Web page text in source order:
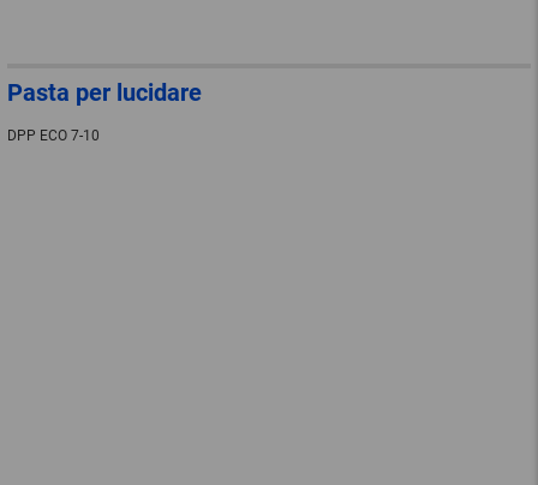
Pasta per lucidare
DPP ECO 7-10